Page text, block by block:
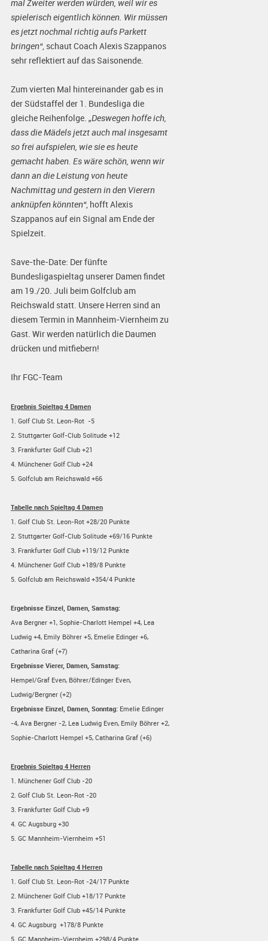
mal Zweiter werden würden, weil wir es
spielerisch eigentlich können. Wir müssen
es jetzt nochmal richtig aufs Parkett
bringen“, schaut Coach Alexis Szappanos
sehr reflektiert auf das Saisonende.
Zum vierten Mal hintereinander gab es in
der Südstaffel der 1. Bundesliga die
gleiche Reihenfolge. „Deswegen hoffe ich,
dass die Mädels jetzt auch mal insgesamt
so frei aufspielen, wie sie es heute
gemacht haben. Es wäre schön, wenn wir
dann an die Leistung von heute
Nachmittag und gestern in den Vierern
anknüpfen könnten“, hofft Alexis
Szappanos auf ein Signal am Ende der
Spielzeit.
Save-the-Date: Der fünfte
Bundesligaspieltag unserer Damen findet
am 19./20. Juli beim Golfclub am
Reichswald statt. Unsere Herren sind an
diesem Termin in Mannheim-Viernheim zu
Gast. Wir werden natürlich die Daumen
drücken und mitfiebern!
Ihr FGC-Team
Ergebnis Spieltag 4 Damen
1. Golf Club St. Leon-Rot -5
2. Stuttgarter Golf-Club Solitude +12
3. Frankfurter Golf Club +21
4. Münchener Golf Club +24
5. Golfclub am Reichswald +66
Tabelle nach Spieltag 4 Damen
1. Golf Club St. Leon-Rot +28/20 Punkte
2. Stuttgarter Golf-Club Solitude +69/16 Punkte
3. Frankfurter Golf Club +119/12 Punkte
4. Münchener Golf Club +189/8 Punkte
5. Golfclub am Reichswald +354/4 Punkte
Ergebnisse Einzel, Damen, Samstag:
Ava Bergner +1, Sophie-Charlott Hempel +4, Lea
Ludwig +4, Emily Böhrer +5, Emelie Edinger +6,
Catharina Graf (+7)
Ergebnisse Vierer, Damen, Samstag:
Hempel/Graf Even, Böhrer/Edinger Even,
Ludwig/Bergner (+2)
Ergebnisse Einzel, Damen, Sonntag:Emelie Edinger
-4, Ava Bergner -2, Lea Ludwig Even, Emily Böhrer +2,
Sophie-Charlott Hempel +5, Catharina Graf (+6)
Ergebnis Spieltag 4 Herren
1. Münchener Golf Club -20
2. Golf Club St. Leon-Rot -20
3. Frankfurter Golf Club +9
4. GC Augsburg +30
5. GC Mannheim-Viernheim +51
Tabelle nach Spieltag 4 Herren
1. Golf Club St. Leon-Rot -24/17 Punkte
2. Münchener Golf Club +18/17 Punkte
3. Frankfurter Golf Club +45/14 Punkte
4. GC Augsburg +178/8 Punkte